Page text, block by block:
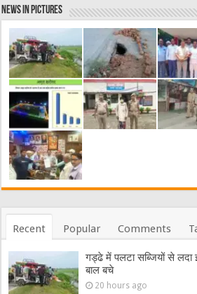
News in Pictures
Recent Popular Comments
गड्ढे में पलटा सब्जियों से लदा
बाल बचे
20 hours ago